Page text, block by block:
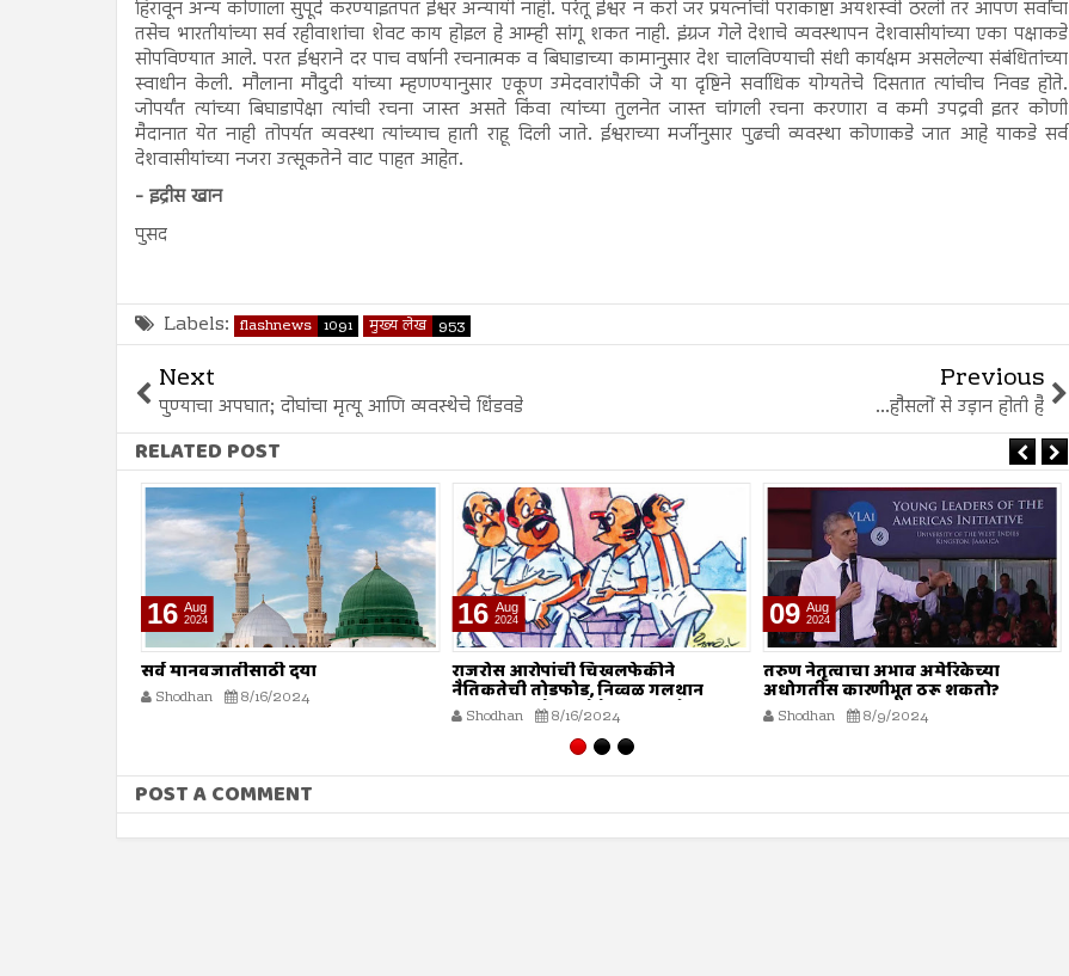
हिरावून अन्य कोणाला सुपूर्द करण्याइतपत ईश्वर अन्यायी नाही. परंतू ईश्वर न करो जर प्रयत्नांची पराकाष्टा अयशस्वी ठरली तर आपण सर्वांचा
तसेच भारतीयांच्या सर्व रहीवाशांचा शेवट काय होइल हे आम्ही सांगू शकत नाही. इंग्रज गेले देशाचे व्यवस्थापन देशवासीयांच्या एका पक्षाकडे
सोपविण्यात आले. परत ईश्वराने दर पाच वर्षानी रचनात्मक व बिघाडाच्या कामानुसार देश चालविण्याची संधी कार्यक्षम असलेल्या संबंधितांच्या
स्वाधीन केली. मौलाना मौदुदी यांच्या म्हणण्यानुसार एकूण उमेदवारांपैकी जे या दृष्टिने सर्वाधिक योग्यतेचे दिसतात त्यांचीच निवड होते.
जोपर्यंत त्यांच्या बिघाडापेक्षा त्यांची रचना जास्त असते किंवा त्यांच्या तुलनेत जास्त चांगली रचना करणारा व कमी उपद्रवी इतर कोणी
मैदानात येत नाही तोपर्यत व्यवस्था त्यांच्याच हाती राहू दिली जाते. ईश्वराच्या मर्जीनुसार पुढची व्यवस्था कोणाकडे जात आहे याकडे सर्व
देशवासीयांच्या नजरा उत्सूकतेने वाट पाहत आहेत.
- इद्रीस खान
पुसद
Labels: flashnews 1091 मुख्य लेख 953
Next
पुण्याचा अपघात; दोघांचा मृत्यू आणि व्यवस्थेचे धिंडवडे
Previous
...हौसलों से उड़ान होती है
RELATED POST
16 Aug
2024
सर्व मानवजातीसाठी दया
Shodhan 8/16/2024
16 Aug
2024
राजरोस आरोपांची चिखलफेकीने
नैतिकतेची तोडफोड, निव्वळ गलथान
राजकारणामुळे जनसेवेचा बट्ट्याबोळ...!
Shodhan 8/16/2024
09 Aug
2024
तरुण नेतृत्वाचा अभाव अमेरिकेच्या
अधोगतीस कारणीभूत ठरू शकतो?
Shodhan 8/9/2024
POST A COMMENT